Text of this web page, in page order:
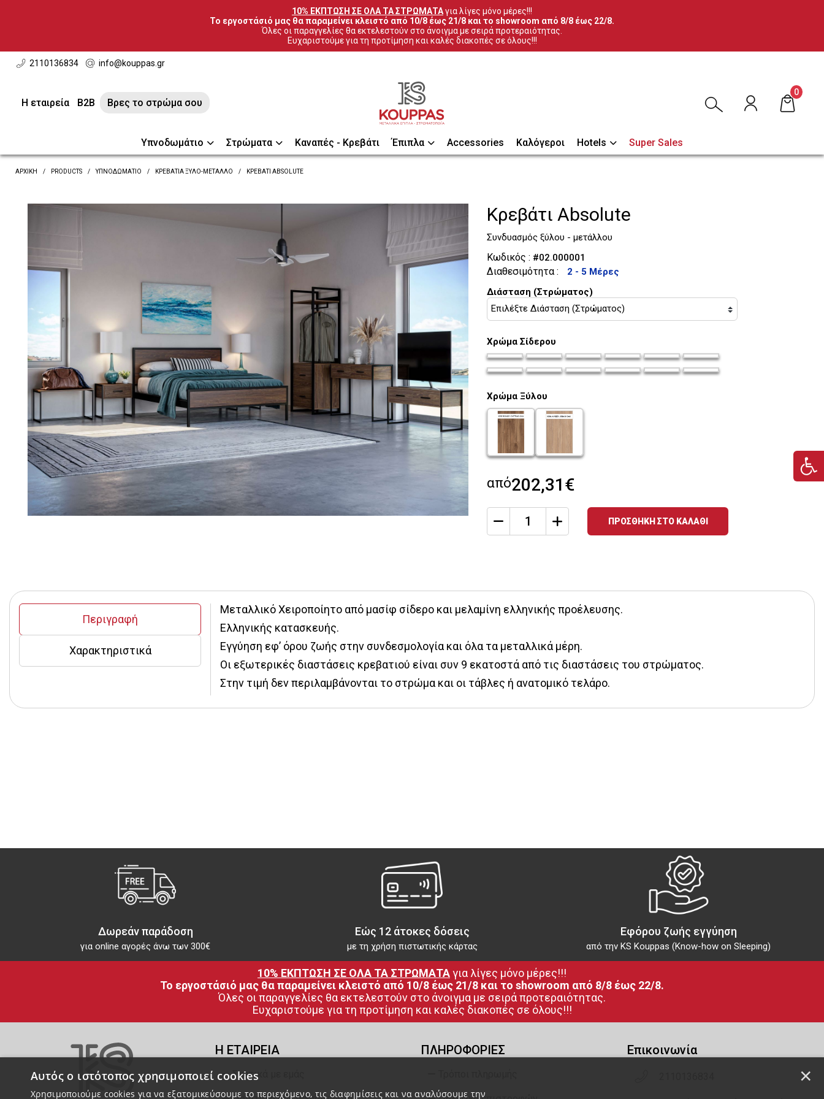
10% ΕΚΠΤΩΣΗ ΣΕ ΟΛΑ ΤΑ ΣΤΡΩΜΑΤΑ για λίγες μόνο μέρες!!!
Το εργοστάσιό μας θα παραμείνει κλειστό από 10/8 έως 21/8 και το showroom από 8/8 έως 22/8.
Όλες οι παραγγελίες θα εκτελεστούν στο άνοιγμα με σειρά προτεραιότητας.
Ευχαριστούμε για τη προτίμηση και καλές διακοπές σε όλους!!!
2110136834 info@kouppas.gr
Η εταιρεία B2B Βρες το στρώμα σου
0
Υπνοδωμάτιο Στρώματα Καναπές - Κρεβάτι Έπιπλα Accessories Καλόγεροι Hotels Super Sales
ΑΡΧΙΚΗ PRODUCTS ΥΠΝΟΔΩΜΆΤΙΟ ΚΡΕΒΆΤΙΑ ΞΎΛΟ-ΜΈΤΑΛΛΟ ΚΡΕΒΆΤΙ ABSOLUTE
Κρεβάτι Absolute
Συνδυασμός ξύλου - μετάλλου
Κωδικός : #02.000001
Διαθεσιμότητα :
2 - 5 Μέρες
Διάσταση (Στρώματος)
Χρώμα Σίδερου
chroma-siderou_35
chroma-siderou_36
chroma-siderou_37
chroma-siderou_38
chroma-siderou_39
chroma-siderou_40
chroma-siderou_41
chroma-siderou_42
chroma-siderou_43
chroma-siderou_44
chroma-siderou_45
chroma-siderou_46
Χρώμα Ξύλου
chroma-xulou_47chroma-xulou_48
από202,31€
ΠΡΟΣΘΗΚΗ ΣΤΟ ΚΑΛΑΘΙ
Περιγραφή
Χαρακτηριστικά
Μεταλλικό Χειροποίητο από μασίφ σίδερο και μελαμίνη ελληνικής προέλευσης.
Ελληνικής κατασκευής.
Εγγύηση εφ’ όρου ζωής στην συνδεσμολογία και όλα τα μεταλλικά μέρη.
Οι εξωτερικές διαστάσεις κρεβατιού είναι συν 9 εκατοστά από τις διαστάσεις του στρώματος.
Στην τιμή δεν περιλαμβάνονται το στρώμα και οι τάβλες ή ανατομικό τελάρο.
Δωρεάν παράδοση
για online αγορές άνω των 300€
Εώς 12 άτοκες δόσεις
με τη χρήση πιστωτικής κάρτας
Εφόρου ζωής εγγύηση
από την KS Kouppas (Know-how on Sleeping)
10% ΕΚΠΤΩΣΗ ΣΕ ΟΛΑ ΤΑ ΣΤΡΩΜΑΤΑ για λίγες μόνο μέρες!!!
Το εργοστάσιό μας θα παραμείνει κλειστό από 10/8 έως 21/8 και το showroom από 8/8 έως 22/8.
Όλες οι παραγγελίες θα εκτελεστούν στο άνοιγμα με σειρά προτεραιότητας.
Ευχαριστούμε για τη προτίμηση και καλές διακοπές σε όλους!!!
Η ΕΤΑΙΡΕΙΑ
Σχετικά με εμάς
ΠΛΗΡΟΦΟΡΙΕΣ Επικοινωνία
×
Αυτός ο ιστότοπος χρησιμοποιεί cookies
Χρησιμοποιούμε cookies για να εξατομικεύσουμε το περιεχόμενο, τις διαφημίσεις και να αναλύσουμε την